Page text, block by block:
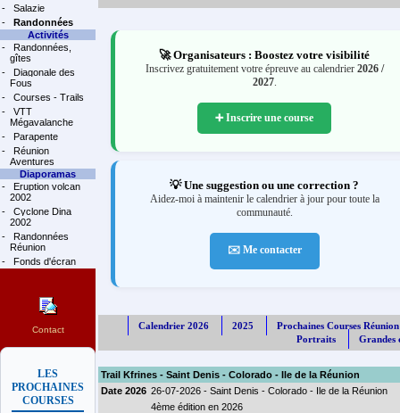
-
Salazie
-
Randonnées
Activités
-
Randonnées,
gîtes
-
Diagonale des
Fous
-
Courses - Trails
-
VTT
Mégavalanche
-
Parapente
-
Réunion
Aventures
Diaporamas
-
Eruption volcan
2002
-
Cyclone Dina
2002
-
Randonnées
Réunion
-
Fonds d'écran
Contact
LES
PROCHAINES
COURSES
🚀 Organisateurs : Boostez votre visibilité
Inscrivez gratuitement votre épreuve au calendrier 2026 /
2027.
➕ Inscrire une course
💡 Une suggestion ou une correction ?
Aidez-moi à maintenir le calendrier à jour pour toute la
communauté.
✉️ Me contacter
Calendrier 2026 2025
Prochaines Courses Réunion
Portraits
Grandes
Trail Kfrines - Saint Denis - Colorado - Ile de la Réunion
Date 2026 26-07-2026 - Saint Denis - Colorado - Ile de la Réunion
4ème édition en 2026